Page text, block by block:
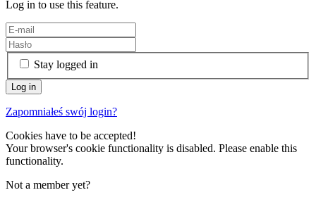
Log in to use this feature.
Stay logged in
Zapomniałeś swój login?
Cookies have to be accepted!
Your browser's cookie functionality is disabled. Please enable this
functionality.
Not a member yet?